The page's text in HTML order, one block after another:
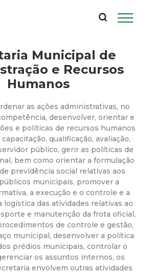
conteúdo
Municipal de
e Recursos
Humanos
as ações administrativas, no
desenvolver, orientar e
e políticas de recursos humanos
qualificação, avaliação,
público, gerir as políticas de
bem como orientar a formulação
previdência social relativas aos
municipais, promover a
a execução e o controle e a
logística das atividades relativas ao
e manutenção da frota oficial,
de controle e gestão,
municipal, desenvolver a política
prédios municipais, controlar o
os assuntos internos, os
envolvem outras atividades